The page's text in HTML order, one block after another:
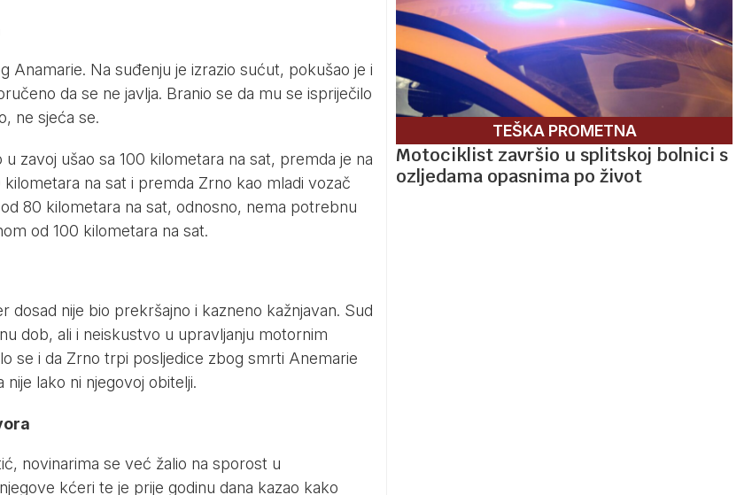
Anamarie. Na suđenju je izrazio sućut, pokušao je i
da se ne javlja. Branio se da mu se ispriječilo
ne sjeća se.
zavoj ušao sa 100 kilometara na sat, premda je na
na sat i premda Zrno kao mladi vozač
80 kilometara na sat, odnosno, nema potrebnu
od 100 kilometara na sat.
dosad nije bio prekršajno i kazneno kažnjavan. Sud
dob, ali i neiskustvo u upravljanju motornim
se i da Zrno trpi posljedice zbog smrti Anemarie
lako ni njegovoj obitelji.
novinarima se već žalio na sporost u
kćeri te je prije godinu dana kazao kako
TEŠKA PROMETNA
Motociklist završio u splitskoj bolnici s
ozljedama opasnima po život